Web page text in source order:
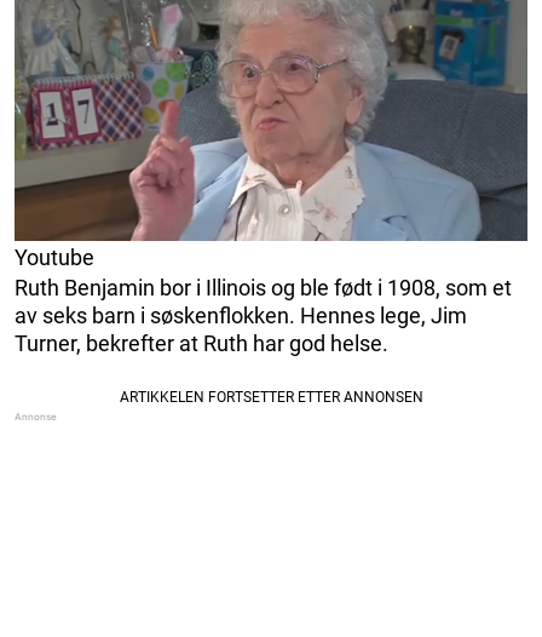
Youtube
Ruth Benjamin bor i Illinois og ble født i 1908, som et
av seks barn i søskenflokken. Hennes lege, Jim
Turner, bekrefter at Ruth har god helse.